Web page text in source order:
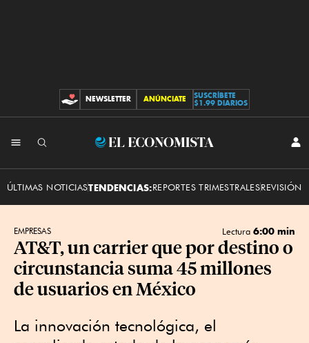
CONTRIBUCIONES
NEWSLETTER ANÚNCIATE
SUSCRÍBETE
$1.99 DIARIOS
El
ÚLTIMAS NOTICIASTENDENCIAS:REPORTES TRIMESTRALESREVISIÓN
EMPRESAS Lectura 6:00 min
AT&T, un carrier que por destino o
circunstancia suma 45 millones
de usuarios en México
La innovación tecnológica, el